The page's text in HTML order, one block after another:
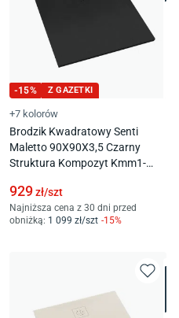
-15% Z GAZETKI
+7 kolorów
Brodzik Kwadratowy Senti
Maletto 90X90X3,5 Czarny
Struktura Kompozyt Kmm1-
929zł/szt
Najniższa cena z 30 dni przed
obniżką: 1 099 zł/szt -15%